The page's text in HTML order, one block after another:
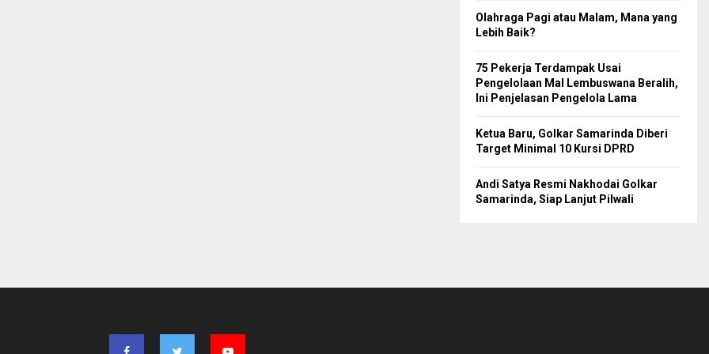
Olahraga Pagi atau Malam, Mana yang
Lebih Baik?
75 Pekerja Terdampak Usai
Pengelolaan Mal Lembuswana Beralih,
Ini Penjelasan Pengelola Lama
Ketua Baru, Golkar Samarinda Diberi
Target Minimal 10 Kursi DPRD
Andi Satya Resmi Nakhodai Golkar
Samarinda, Siap Lanjut Pilwali